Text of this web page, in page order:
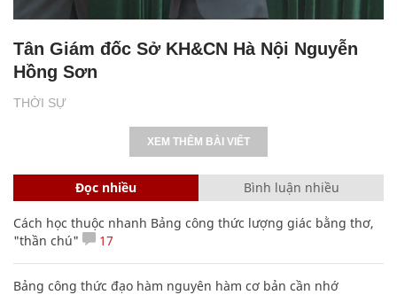
THỜI SỰ
Tân Giám đốc Sở KH&CN Hà Nội Nguyễn
Hồng Sơn
XEM THÊM BÀI VIẾT
Đọc nhiều Bình luận nhiều
Cách học thuộc nhanh Bảng công thức lượng giác bằng thơ,
"thần chú"
17
Bảng công thức đạo hàm nguyên hàm cơ bản cần nhớ